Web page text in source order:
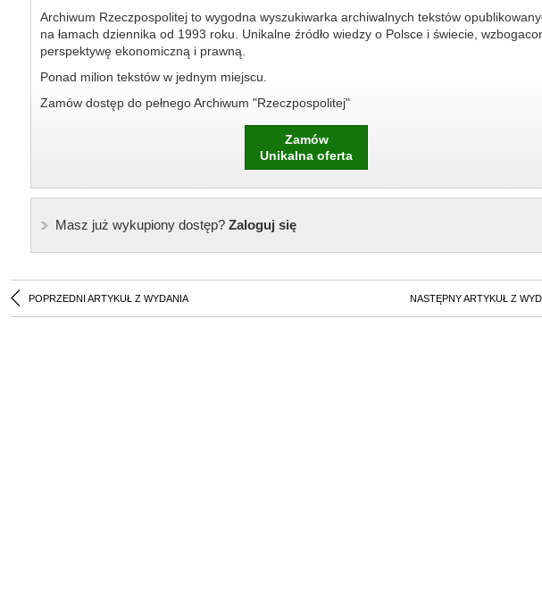
Archiwum Rzeczpospolitej to wygodna wyszukiwarka archiwalnych tekstów
na łamach dziennika od 1993 roku. Unikalne źródło wiedzy o Polsce i świecie,
perspektywę ekonomiczną i prawną.
Ponad milion tekstów w jednym miejscu.
Zamów dostęp do pełnego Archiwum "Rzeczpospolitej"
Zamów
Unikalna oferta
Masz już wykupiony dostęp?Zaloguj się
POPRZEDNI ARTYKUŁ Z WYDANIA NASTĘPNY ARTYKUŁ Z